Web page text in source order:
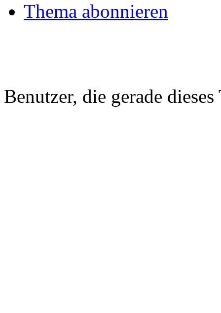
Thema abonnieren
Benutzer, die gerade